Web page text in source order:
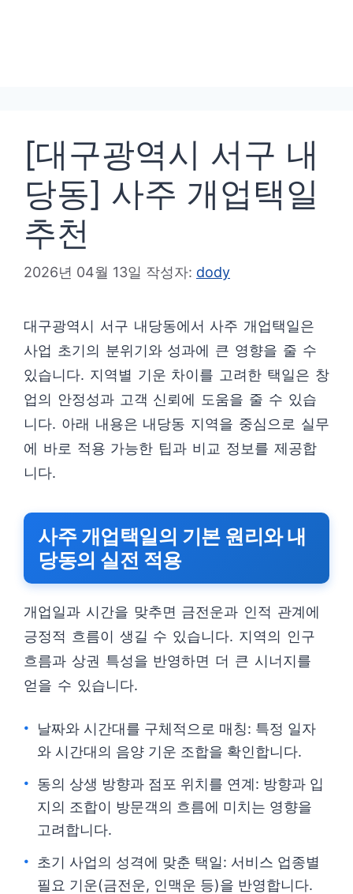
[대구광역시 서구 내
당동] 사주 개업택일
추천
2026년 04월 13일 작성자: dody
대구광역시 서구 내당동에서 사주 개업택일은
사업 초기의 분위기와 성과에 큰 영향을 줄 수
있습니다. 지역별 기운 차이를 고려한 택일은 창
업의 안정성과 고객 신뢰에 도움을 줄 수 있습
니다. 아래 내용은 내당동 지역을 중심으로 실무
에 바로 적용 가능한 팁과 비교 정보를 제공합
니다.
사주 개업택일의 기본 원리와 내
당동의 실전 적용
개업일과 시간을 맞추면 금전운과 인적 관계에
긍정적 흐름이 생길 수 있습니다. 지역의 인구
흐름과 상권 특성을 반영하면 더 큰 시너지를
얻을 수 있습니다.
날짜와 시간대를 구체적으로 매칭: 특정 일자
와 시간대의 음양 기운 조합을 확인합니다.
동의 상생 방향과 점포 위치를 연계: 방향과 입
지의 조합이 방문객의 흐름에 미치는 영향을
고려합니다.
초기 사업의 성격에 맞춘 택일: 서비스 업종별
필요 기운(금전운, 인맥운 등)을 반영합니다.